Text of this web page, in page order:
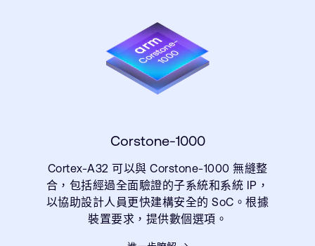
Corstone-1000
Cortex-A32 可以與 Corstone-1000 無縫整
合，包括經過全面驗證的子系統和系統 IP，
以協助設計人員更快建構安全的 SoC。根據
裝置要求，提供數個選項。